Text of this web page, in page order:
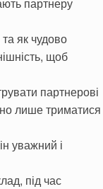
як чудово
щоб
партнерові
лише триматися
уважний і
під час